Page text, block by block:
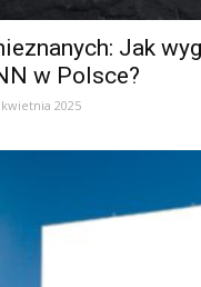
Jak
w Polsce?
2025